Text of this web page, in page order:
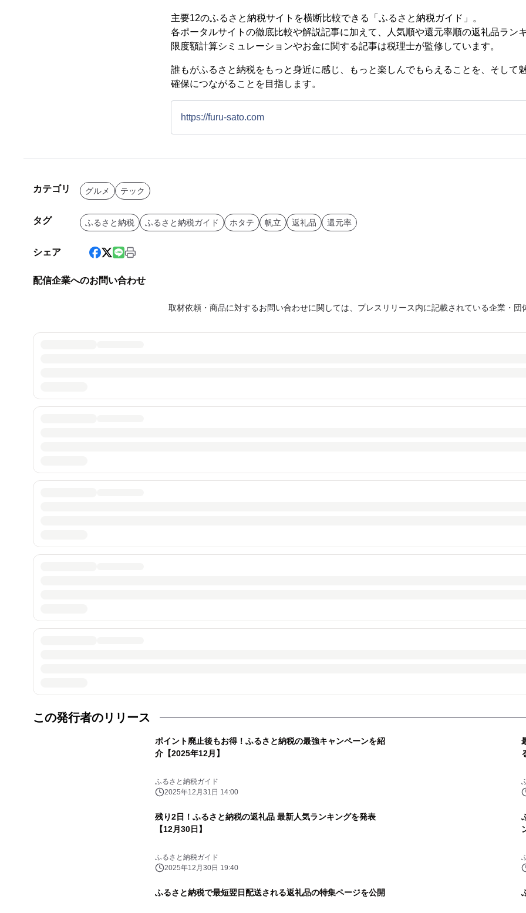
主要12のふるさと納税サイトを横断比較できる「ふるさと納税ガイド」。
各ポータルサイトの徹底比較や解説記事に加えて、人気順や還元率順の返礼品ラン
限度額計算シミュレーションやお金に関する記事は税理士が監修しています。
誰もがふるさと納税をもっと身近に感じ、もっと楽しんでもらえることを、そして
確保につながることを目指します。
https://furu-sato.com
カテゴリ グルメ テック
タグ ふるさと納税 ふるさと納税ガイド ホタテ 帆立 返礼品 還元率
シェア
配信企業へのお問い合わせ
取材依頼・商品に対するお問い合わせに関しては、プレスリリース内に記載されている企業・団
この発行者のリリース
ポイント廃止後もお得！ふるさと納税の最強キャンペーンを紹
介【2025年12月】
ふるさと納税ガイド
2025年12月31日 14:00
残り2日！ふるさと納税の返礼品 最新人気ランキングを発表
【12月30日】
ふるさと納税ガイド
2025年12月30日 19:40
ふるさと納税で最短翌日配送される返礼品の特集ページを公開